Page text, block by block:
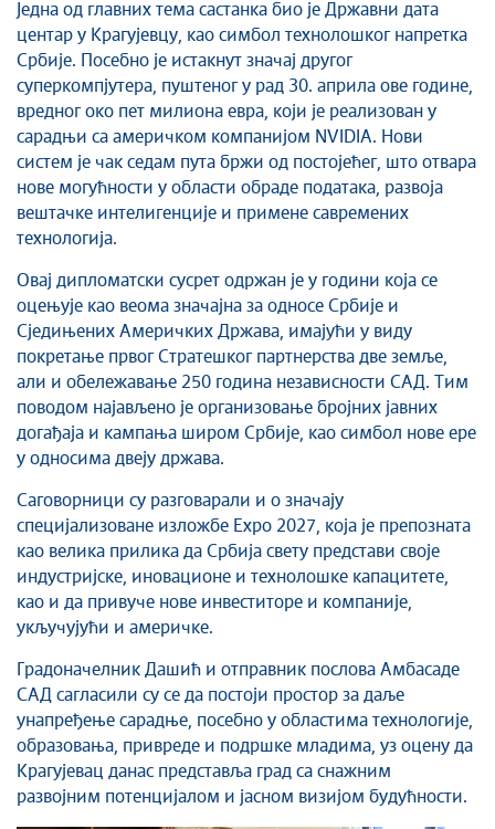
Једна од главних тема састанка био је Државни дата
центар у Крагујевцу, као симбол технолошког напретка
Србије. Посебно је истакнут значај другог
суперкомпјутера, пуштеног у рад 30. априла ове године,
вредног око пет милиона евра, који је реализован у
сарадњи са америчком компанијом NVIDIA. Нови
систем је чак седам пута бржи од постојећег, што отвара
нове могућности у области обраде података, развоја
вештачке интелигенције и примене савремених
технологија.
Овај дипломатски сусрет одржан је у години која се
оцењује као веома значајна за односе Србије и
Сједињених Америчких Држава, имајући у виду
покретање првог Стратешког партнерства две земље,
али и обележавање 250 година независности САД. Тим
поводом најављено је организовање бројних јавних
догађаја и кампања широм Србије, као симбол нове ере
у односима двеју држава.
Саговорници су разговарали и о значају
специјализоване изложбе Expo 2027, која је препозната
као велика прилика да Србија свету представи своје
индустријске, иновационе и технолошке капацитете,
као и да привуче нове инвеститоре и компаније,
укључујући и америчке.
Градоначелник Дашић и отправник послова Амбасаде
САД сагласили су се да постоји простор за даље
унапређење сарадње, посебно у областима технологије,
образовања, привреде и подршке младима, уз оцену да
Крагујевац данас представља град са снажним
развојним потенцијалом и јасном визијом будућности.